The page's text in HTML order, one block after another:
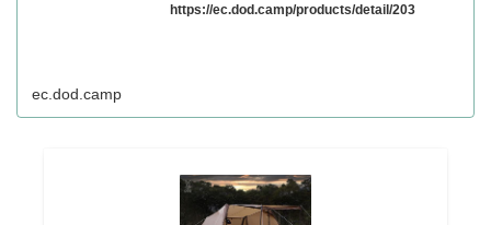
https://ec.dod.camp/products/detail/203
ec.dod.camp